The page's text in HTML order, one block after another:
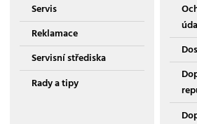
Servis
Reklamace
Servisní střediska
Rady a tipy